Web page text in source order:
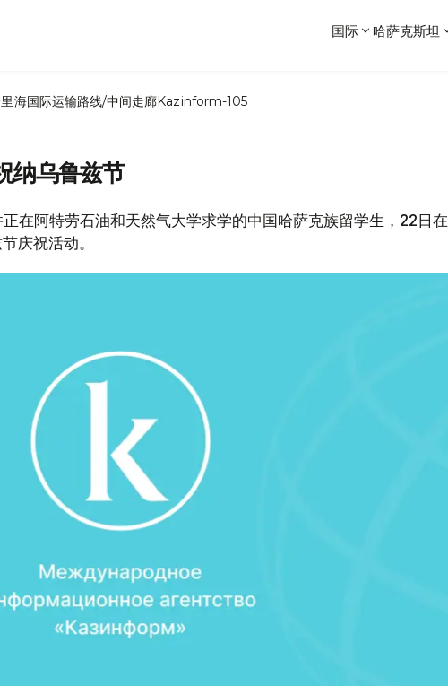
国际 哈萨克斯坦
海国际运输路线/中间走廊Kazinform-105
纳乌鲁兹节
在阿特劳石油和天然气大学求学的中国哈萨克族留学生，22日在
庆祝活动。